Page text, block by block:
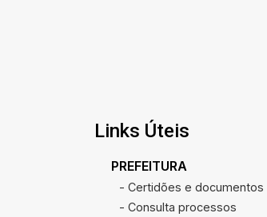
Links Úteis
PREFEITURA
- Certidões e documentos
- Consulta processos